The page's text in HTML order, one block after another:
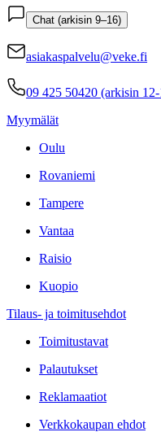
Chat (arkisin 9–16)
asiakaspalvelu@veke.fi
09 425 50420 (arkisin
Myymälät
Oulu
Rovaniemi
Tampere
Vantaa
Raisio
Kuopio
Tilaus- ja toimitusehdot
Toimitustavat
Palautukset
Reklamaatiot
Verkkokaupan ehdot